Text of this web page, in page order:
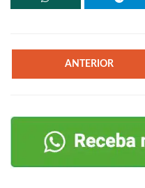
ANTERIOR